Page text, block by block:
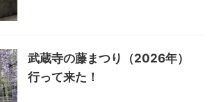
武蔵寺の藤まつり（2026年）
行って来た！